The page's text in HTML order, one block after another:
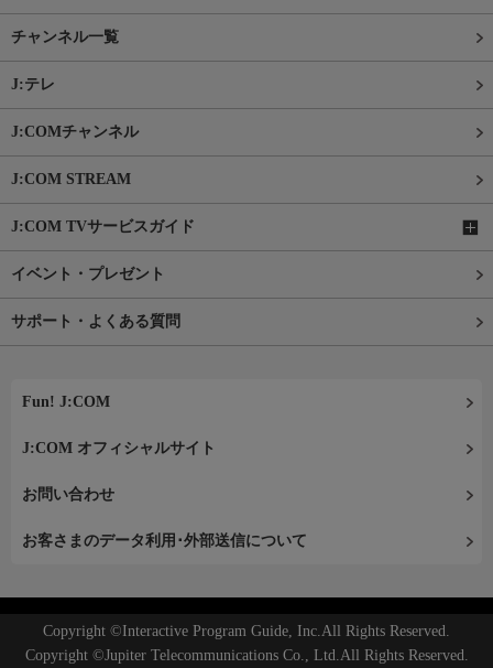
チャンネル一覧
J:テレ
J:COMチャンネル
J:COM STREAM
J:COM TVサービスガイド
イベント・プレゼント
サポート・よくある質問
Fun! J:COM
J:COM オフィシャルサイト
お問い合わせ
お客さまのデータ利用･外部送信について
Copyright ©Interactive Program Guide, Inc.All Rights Reserved.
Copyright ©Jupiter Telecommunications Co., Ltd.All Rights Reserved.